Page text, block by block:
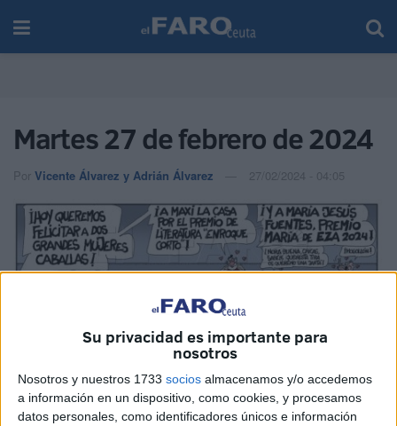
Su privacidad es importante para
nosotros
Nosotros y nuestros 1733 socios almacenamos y/o accedemos
a información en un dispositivo, como cookies, y procesamos
datos personales, como identificadores únicos e información
Martes 27 de febrero de 2024
Por Vicente Álvarez y Adrián Álvarez 27/02/2024 - 04:05
RelatedPosts